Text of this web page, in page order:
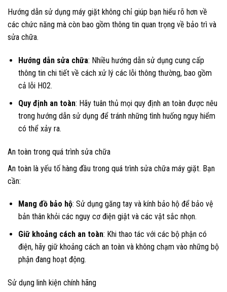
Hướng dẫn sử dụng máy giặt không chỉ giúp bạn hiểu rõ hơn về
các chức năng mà còn bao gồm thông tin quan trọng về bảo trì và
sửa chữa.
Hướng dẫn sửa chữa: Nhiều hướng dẫn sử dụng cung cấp
thông tin chi tiết về cách xử lý các lỗi thông thường, bao gồm
cả lỗi H02.
Quy định an toàn: Hãy tuân thủ mọi quy định an toàn được nêu
trong hướng dẫn sử dụng để tránh những tình huống nguy hiểm
có thể xảy ra.
An toàn trong quá trình sửa chữa
An toàn là yếu tố hàng đầu trong quá trình sửa chữa máy giặt. Bạn
cần:
Mang đồ bảo hộ: Sử dụng găng tay và kính bảo hộ để bảo vệ
bản thân khỏi các nguy cơ điện giật và các vật sắc nhọn.
Giữ khoảng cách an toàn: Khi thao tác với các bộ phận có
điện, hãy giữ khoảng cách an toàn và không chạm vào những bộ
phận đang hoạt động.
Sử dụng linh kiện chính hãng